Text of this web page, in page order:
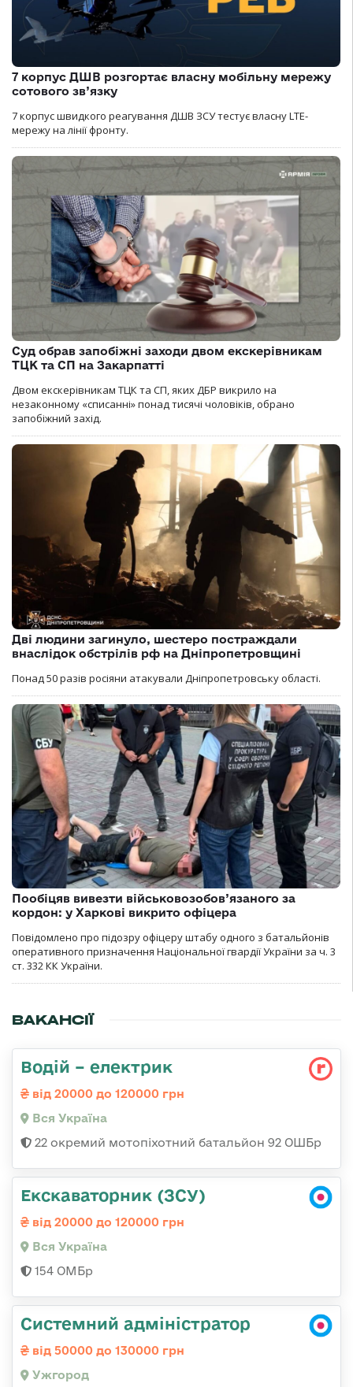
7 корпус ДШВ розгортає власну мобільну мережу
сотового зв’язку
7 корпус швидкого реагування ДШВ ЗСУ тестує власну LTE-
мережу на лінії фронту.
Суд обрав запобіжні заходи двом екскерівникам
ТЦК та СП на Закарпатті
Двом екскерівникам ТЦК та СП, яких ДБР викрило на
незаконному «списанні» понад тисячі чоловіків, обрано
запобіжний захід.
Дві людини загинуло, шестеро постраждали
внаслідок обстрілів рф на Дніпропетровщині
Понад 50 разів росіяни атакували Дніпропетровську області.
Пообіцяв вивезти військовозобов’язаного за
кордон: у Харкові викрито офіцера
Повідомлено про підозру офіцеру штабу одного з батальйонів
оперативного призначення Національної гвардії України за ч. 3
ст. 332 КК України.
ВАКАНСІЇ
Водій – електрик
від 20000 до 120000 грн
Вся Україна
22 окремий мотопіхотний батальйон 92 ОШБр
Екскаваторник (ЗСУ)
від 20000 до 120000 грн
Вся Україна
154 ОМБр
Системний адміністратор
від 50000 до 130000 грн
Ужгород